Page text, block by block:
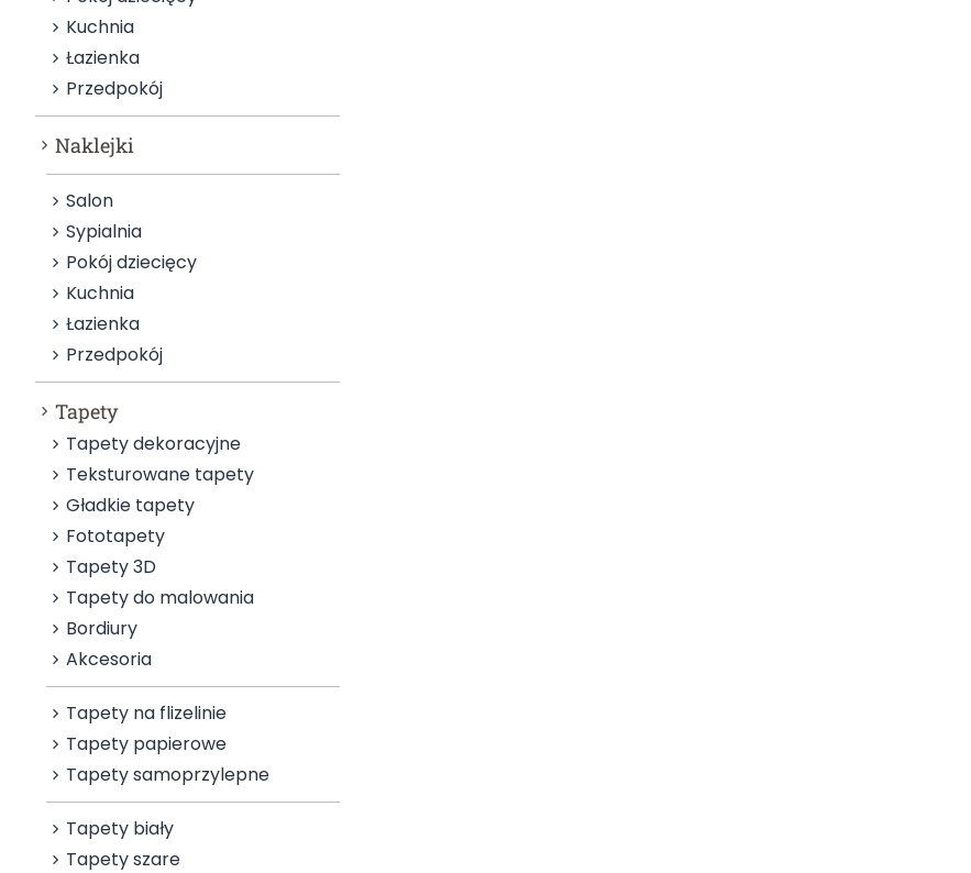
Kuchnia
Łazienka
Przedpokój
Naklejki
Salon
Sypialnia
Pokój dziecięcy
Kuchnia
Łazienka
Przedpokój
Tapety
Tapety dekoracyjne
Teksturowane tapety
Gładkie tapety
Fototapety
Tapety 3D
Tapety do malowania
Bordiury
Akcesoria
Tapety na flizelinie
Tapety papierowe
Tapety samoprzylepne
Tapety biały
Tapety szare